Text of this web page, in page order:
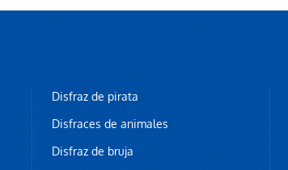
Disfraz de pirata
Disfraces de animales
Disfraz de bruja